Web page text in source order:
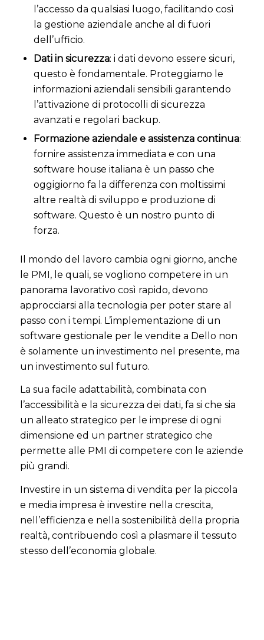
l’accesso da qualsiasi luogo, facilitando così
la gestione aziendale anche al di fuori
dell’ufficio.
Dati in sicurezza: i dati devono essere sicuri,
questo è fondamentale. Proteggiamo le
informazioni aziendali sensibili garantendo
l’attivazione di protocolli di sicurezza
avanzati e regolari backup.
Formazione aziendale e assistenza continua:
fornire assistenza immediata e con una
software house italiana è un passo che
oggigiorno fa la differenza con moltissimi
altre realtà di sviluppo e produzione di
software. Questo è un nostro punto di
forza.
Il mondo del lavoro cambia ogni giorno, anche
le PMI, le quali, se vogliono competere in un
panorama lavorativo così rapido, devono
approcciarsi alla tecnologia per poter stare al
passo con i tempi. L’implementazione di un
software gestionale per le vendite a Dello non
è solamente un investimento nel presente, ma
un investimento sul futuro.
La sua facile adattabilità, combinata con
l’accessibilità e la sicurezza dei dati, fa si che sia
un alleato strategico per le imprese di ogni
dimensione ed un partner strategico che
permette alle PMI di competere con le aziende
più grandi.
Investire in un sistema di vendita per la piccola
e media impresa è investire nella crescita,
nell’efficienza e nella sostenibilità della propria
realtà, contribuendo così a plasmare il tessuto
stesso dell’economia globale.